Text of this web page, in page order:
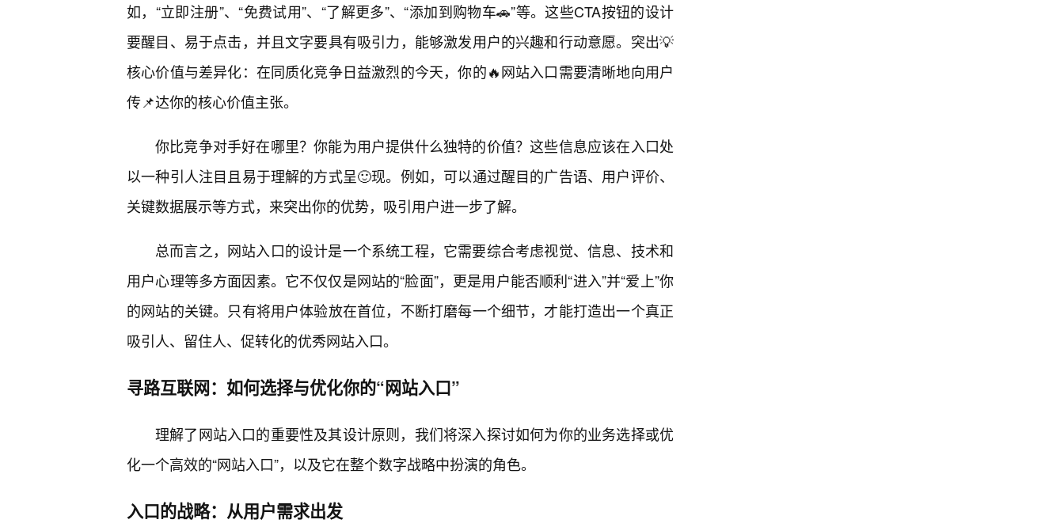
如，“立即注册”、“免费试用”、“了解更多”、“添加到购物车🚗”等。这些CTA按钮的设计
要醒目、易于点击，并且文字要具有吸引力，能够激发用户的兴趣和行动意愿。突出💡
核心价值与差异化：在同质化竞争日益激烈的今天，你的🔥网站入口需要清晰地向用户
传📌达你的核心价值主张。
你比竞争对手好在哪里？你能为用户提供什么独特的价值？这些信息应该在入口处
以一种引人注目且易于理解的方式呈🙂现。例如，可以通过醒目的广告语、用户评价、
关键数据展示等方式，来突出你的优势，吸引用户进一步了解。
总而言之，网站入口的设计是一个系统工程，它需要综合考虑视觉、信息、技术和
用户心理等多方面因素。它不仅仅是网站的“脸面”，更是用户能否顺利“进入”并“爱上”你
的网站的关键。只有将用户体验放在首位，不断打磨每一个细节，才能打造出一个真正
吸引人、留住人、促转化的优秀网站入口。
寻路互联网：如何选择与优化你的“网站入口”
理解了网站入口的重要性及其设计原则，我们将深入探讨如何为你的业务选择或优
化一个高效的“网站入口”，以及它在整个数字战略中扮演的角色。
入口的战略：从用户需求出发